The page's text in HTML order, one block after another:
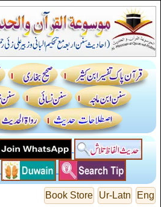
Eng
Ur-Latn
Book Store